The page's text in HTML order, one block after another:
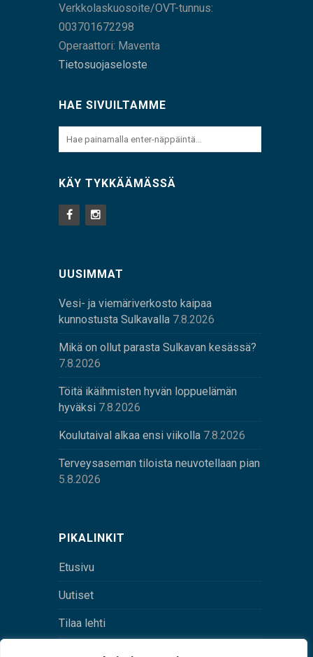
Verkkolaskuosoite/OVT-tunnus:
003701672298
Operaattori: Maventa
Tietosuojaseloste
HAE SIVUILTAMME
KÄY TYKKÄÄMÄSSÄ
UUSIMMAT
Vesi- ja viemäriverkosto kaipaa
kunnostusta Sulkavalla 7.8.2026
Mikä on ollut parasta Sulkavan kesässä?
7.8.2026
Töitä ikäihmisten hyvän loppuelämän
hyväksi 7.8.2026
Koulutaival alkaa ensi viikolla 7.8.2026
Terveysaseman tiloista neuvotellaan pian
5.8.2026
PIKALINKIT
Etusivu
Uutiset
Tilaa lehti